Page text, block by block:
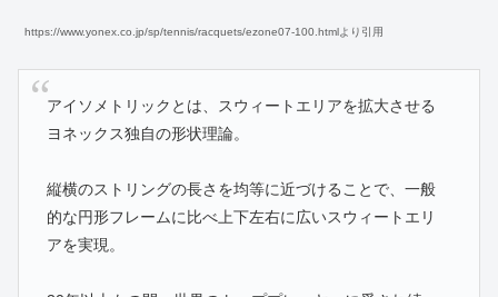
https://www.yonex.co.jp/sp/tennis/racquets/ezone07-100.htmlより引用
アイソメトリックとは、スウィートエリアを拡大させる
ヨネックス独自の形状理論。
縦横のストリングの長さを均等に近づけることで、一般
的な円形フレームに比べ上下左右に広いスウィートエリ
アを実現。